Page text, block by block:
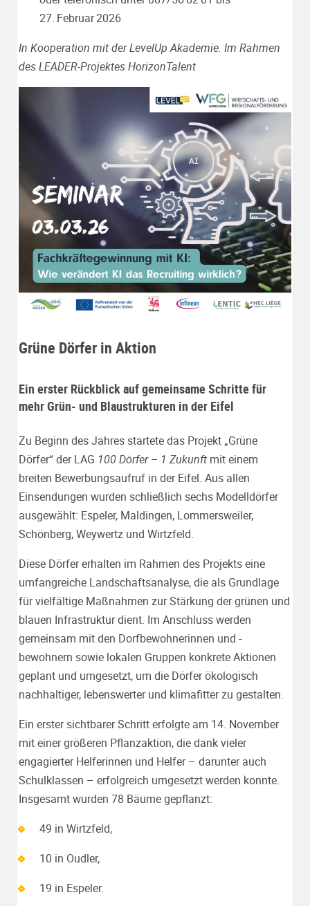
27. Februar 2026
In Kooperation mit der LevelUp Akademie. Im Rahmen
des LEADER-ProjektesHorizonTalent
Grüne Dörfer in Aktion
Ein erster Rückblick auf gemeinsame Schritte für
mehr Grün- und Blaustrukturen in der Eifel
Zu Beginn des Jahres startete das Projekt „Grüne
Dörfer“ der LAG 100 Dörfer – 1 Zukunft mit einem
breiten Bewerbungsaufruf in der Eifel. Aus allen
Einsendungen wurden schließlich sechs Modelldörfer
ausgewählt: Espeler, Maldingen, Lommersweiler,
Schönberg, Weywertz und Wirtzfeld.
Diese Dörfer erhalten im Rahmen des Projekts eine
umfangreiche Landschaftsanalyse, die als Grundlage
für vielfältige Maßnahmen zur Stärkung der grünen und
blauen Infrastruktur dient. Im Anschluss werden
gemeinsam mit den Dorfbewohnerinnen und -
bewohnern sowie lokalen Gruppen konkrete Aktionen
geplant und umgesetzt, um die Dörfer ökologisch
nachhaltiger, lebenswerter und klimafitter zu gestalten.
Ein erster sichtbarer Schritt erfolgte am 14. November
mit einer größeren Pflanzaktion, die dank vieler
engagierter Helferinnen und Helfer – darunter auch
Schulklassen – erfolgreich umgesetzt werden konnte.
Insgesamt wurden 78 Bäume gepflanzt:
49 in Wirtzfeld,
10 in Oudler,
19 in Espeler.